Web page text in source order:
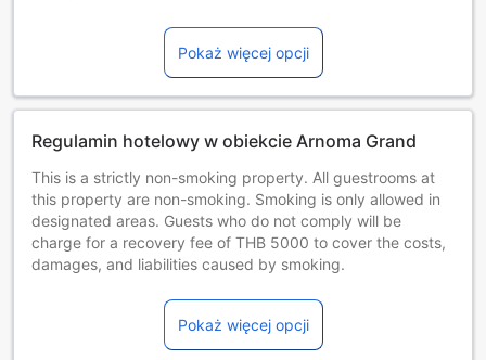
Pokaż więcej opcji
Regulamin hotelowy w obiekcie Arnoma Grand
This is a strictly non-smoking property. All guestrooms at
this property are non-smoking. Smoking is only allowed in
designated areas. Guests who do not comply will be
charge for a recovery fee of THB 5000 to cover the costs,
damages, and liabilities caused by smoking.
Niemowlęta i dzieci od 0 do 3 lat
Pobyt jest bezpłatny w przypadku korzystania z
dostępnych łóżek. Uwaga: łóżeczko dla dziecka może być
Pokaż więcej opcji